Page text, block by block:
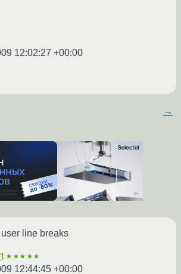
12:02:27 +00:00
→
user line breaks
★★★★★
12:44:45 +00:00